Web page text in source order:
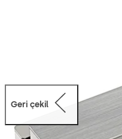
Geri çekil